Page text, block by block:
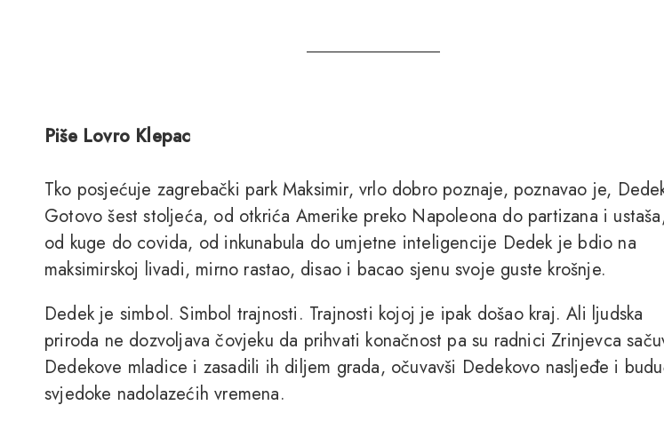
Piše Lovro Klepac
Tko posjećuje zagrebački park Maksimir, vrlo dobro poznaje, poznavao je,
Gotovo šest stoljeća, od otkrića Amerike preko Napoleona do partizana i
od kuge do covida, od inkunabula do umjetne inteligencije Dedek je bdio na
maksimirskoj livadi, mirno rastao, disao i bacao sjenu svoje guste krošnje.
Dedek je simbol. Simbol trajnosti. Trajnosti kojoj je ipak došao kraj. Ali ljudska
priroda ne dozvoljava čovjeku da prihvati konačnost pa su radnici Zrinjevca
Dedekove mladice i zasadili ih diljem grada, očuvavši Dedekovo nasljeđe i
svjedoke nadolazećih vremena.